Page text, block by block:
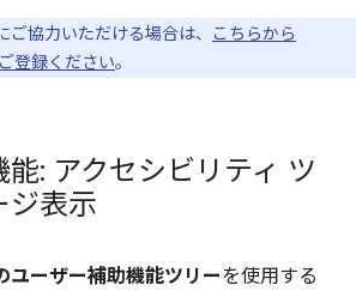
ご協力いただける場合は、
こちらから
登録ください。
: アクセシビリティ ツ
ジ表示
ユーザー補助機能ツリーを使用する